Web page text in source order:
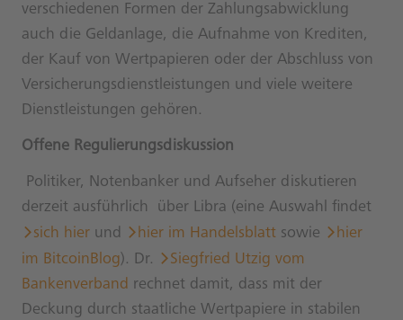
verschiedenen Formen der Zahlungsabwicklung
auch die Geldanlage, die Aufnahme von Krediten,
der Kauf von Wertpapieren oder der Abschluss von
Versicherungsdienstleistungen und viele weitere
Dienstleistungen gehören.
Offene Regulierungsdiskussion
Politiker, Notenbanker und Aufseher diskutieren
derzeit ausführlich über Libra (eine Auswahl findet
sich hier und hier im Handelsblatt sowie
hier
im BitcoinBlog). Dr.
Siegfried Utzig vom
Bankenverband rechnet damit, dass mit der
Deckung durch staatliche Wertpapiere in stabilen